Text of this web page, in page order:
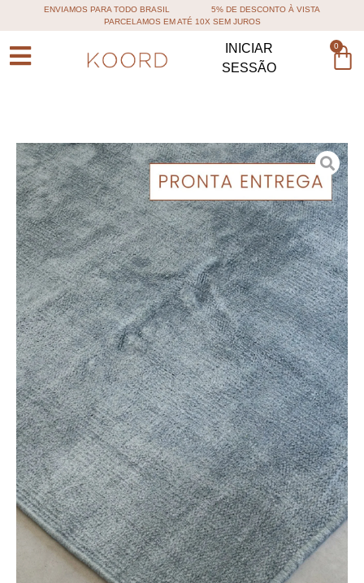
ENVIAMOS PARA TODO BRASIL
5% DE DESCONTO À VISTA
PARCELAMOS EM ATÉ 10X SEM JUROS
INICIAR
SESSÃO
0